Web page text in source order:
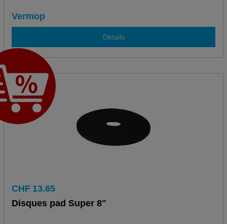
Vermop
Détails
CHF 13.65
Disques pad Super 8"